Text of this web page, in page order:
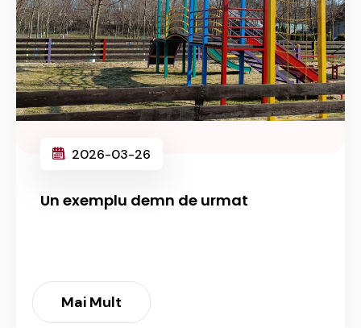
2026-03-26
Un exemplu demn de urmat
Mai Mult